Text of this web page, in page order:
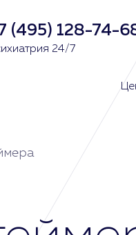
(495) 128-74-
24/7